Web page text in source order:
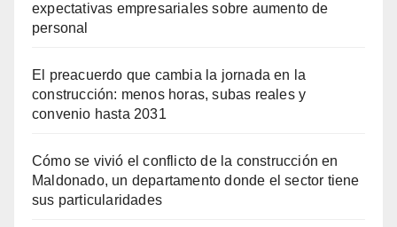
expectativas empresariales sobre aumento de
personal
El preacuerdo que cambia la jornada en la
construcción: menos horas, subas reales y
convenio hasta 2031
Cómo se vivió el conflicto de la construcción en
Maldonado, un departamento donde el sector tiene
sus particularidades